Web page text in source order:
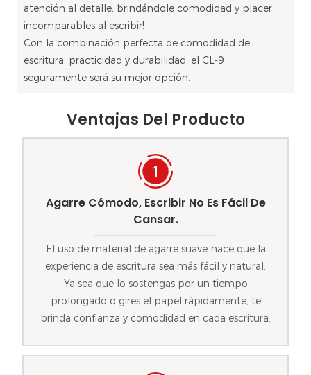
atención al detalle, brindándole comodidad y placer
incomparables al escribir!
Con la combinación perfecta de comodidad de
escritura, practicidad y durabilidad, el CL-9
seguramente será su mejor opción.
Ventajas Del Producto
Agarre Cómodo, Escribir No Es Fácil De
Cansar.
El uso de material de agarre suave hace que la
experiencia de escritura sea más fácil y natural.
Ya sea que lo sostengas por un tiempo
prolongado o gires el papel rápidamente, te
brinda confianza y comodidad en cada escritura.